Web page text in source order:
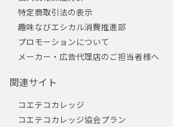
特定商取引法の表示
趣味なびエシカル消費推進部
プロモーションについて
メーカー・広告代理店のご担当者様へ
関連サイト
コエテコカレッジ
コエテコカレッジ協会プラン